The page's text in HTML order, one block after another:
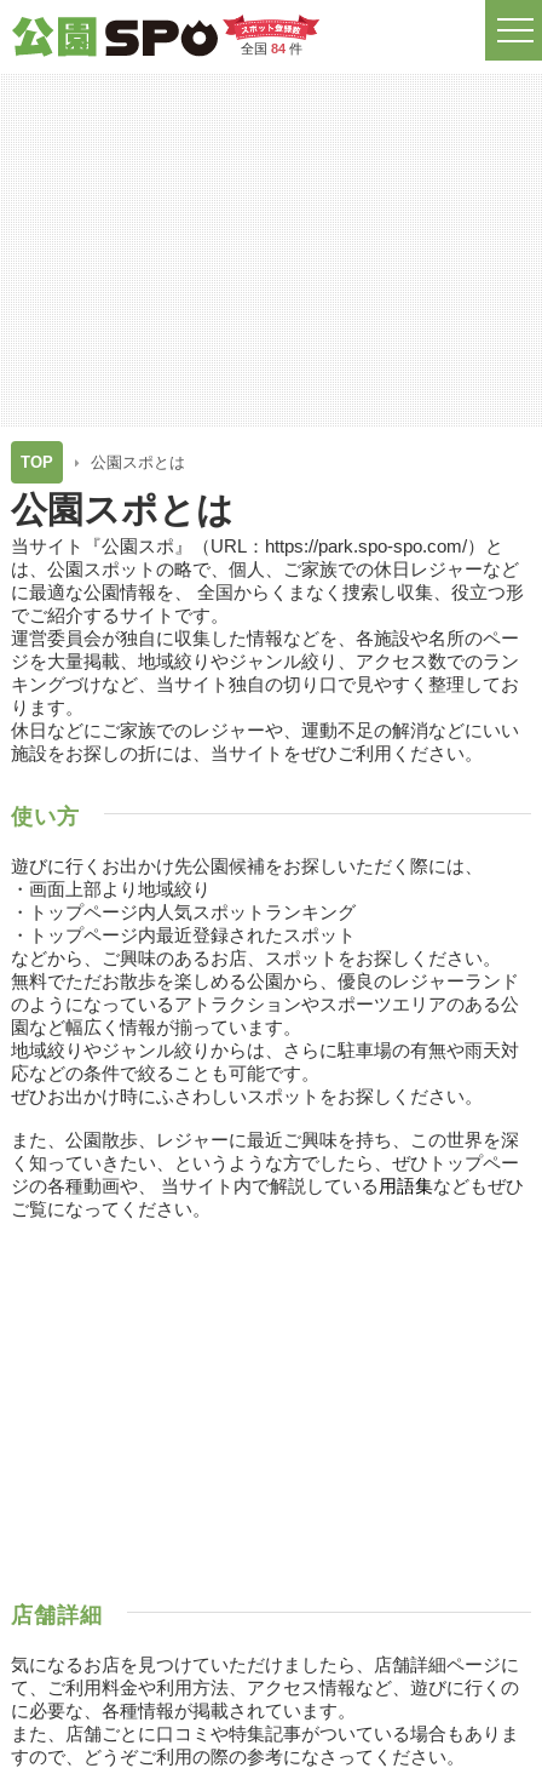
全国 84件
TOP 公園スポとは
公園スポとは
当サイト『公園スポ』（URL：https://park.spo-spo.com/）と
は、公園スポットの略で、個人、ご家族での休日レジャーなど
に最適な公園情報を、 全国からくまなく捜索し収集、役立つ形
でご紹介するサイトです。
運営委員会が独自に収集した情報などを、各施設や名所のペー
ジを大量掲載、地域絞りやジャンル絞り、アクセス数でのラン
キングづけなど、当サイト独自の切り口で見やすく整理してお
ります。
休日などにご家族でのレジャーや、運動不足の解消などにいい
施設をお探しの折には、当サイトをぜひご利用ください。
使い方
遊びに行くお出かけ先公園候補をお探しいただく際には、
・画面上部より地域絞り
・トップページ内人気スポットランキング
・トップページ内最近登録されたスポット
などから、ご興味のあるお店、スポットをお探しください。
無料でただお散歩を楽しめる公園から、優良のレジャーランド
のようになっているアトラクションやスポーツエリアのある公
園など幅広く情報が揃っています。
地域絞りやジャンル絞りからは、さらに駐車場の有無や雨天対
応などの条件で絞ることも可能です。
ぜひお出かけ時にふさわしいスポットをお探しください。
また、公園散歩、レジャーに最近ご興味を持ち、この世界を深
く知っていきたい、というような方でしたら、ぜひトップペー
ジの各種動画や、 当サイト内で解説している 用語集などもぜひ
ご覧になってください。
店舗詳細
気になるお店を見つけていただけましたら、店舗詳細ページに
て、ご利用料金や利用方法、アクセス情報など、遊びに行くの
に必要な、各種情報が掲載されています。
また、店舗ごとに口コミや特集記事がついている場合もありま
すので、どうぞご利用の際の参考になさってください。